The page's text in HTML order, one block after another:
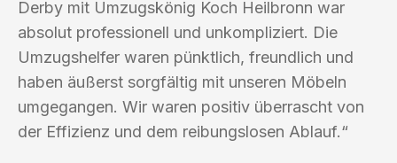
Derby mit Umzugskönig Koch Heilbronn war
absolut professionell und unkompliziert. Die
Umzugshelfer waren pünktlich, freundlich und
haben äußerst sorgfältig mit unseren Möbeln
umgegangen. Wir waren positiv überrascht von
der Effizienz und dem reibungslosen Ablauf.“